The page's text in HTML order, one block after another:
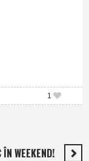
1
WEEKEND!